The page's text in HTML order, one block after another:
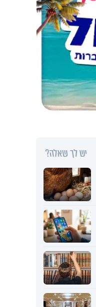
יש לך שאלה?